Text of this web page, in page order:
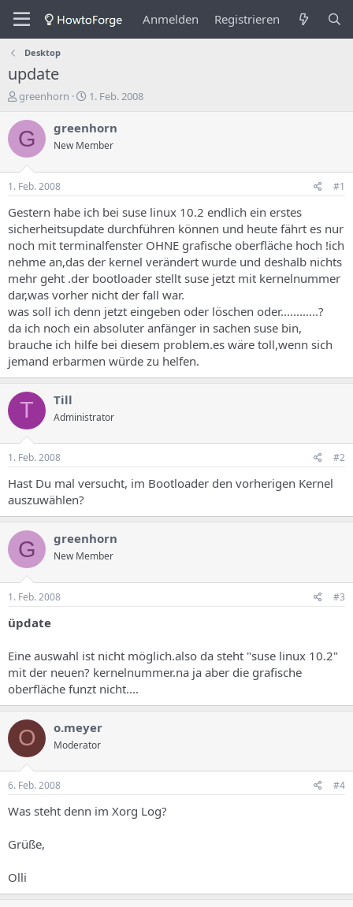
Anmelden Registrieren
Desktop
update
E
s
t
e
l
e
r
d
e
s
T
h
e
m
s
greenhorn
E
s
e
n
s
d
a
t
u
m
1. Feb. 2008
G greenhorn
New Member
1. Feb. 2008 #1
Gestern habe ich bei suse linux 10.2 endlich ein erstes
sicherheitsupdate durchführen können und heute fährt es nur
noch mit terminalfenster OHNE grafische oberfläche hoch !ich
nehme an,das der kernel verändert wurde und deshalb nichts
mehr geht .der bootloader stellt suse jetzt mit kernelnummer
dar,was vorher nicht der fall war.
was soll ich denn jetzt eingeben oder löschen oder............?
da ich noch ein absoluter anfänger in sachen suse bin,
brauche ich hilfe bei diesem problem.es wäre toll,wenn sich
jemand erbarmen würde zu helfen.
T Till
Administrator
1. Feb. 2008 #2
Hast Du mal versucht, im Bootloader den vorherigen Kernel
auszuwählen?
G greenhorn
New Member
1. Feb. 2008 #3
üpdate
Eine auswahl ist nicht möglich.also da steht "suse linux 10.2"
mit der neuen? kernelnummer.na ja aber die grafische
oberfläche funzt nicht....
O o.meyer
Moderator
6. Feb. 2008 #4
Was steht denn im Xorg Log?
Grüße,
Olli